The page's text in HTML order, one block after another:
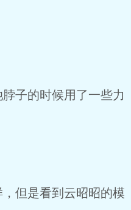
子的时候用了一些力
但是看到云昭昭的模